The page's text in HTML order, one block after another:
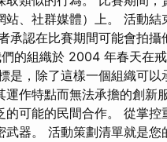
、社群媒體）上。 活動結
承認在比賽期間可能會拍
的組織於 2004 年春天在
是，除了這樣一個組織可以
作特點而無法承擔的創新
可能的民間合作。 從掌控
武器。 活動策劃清單就是